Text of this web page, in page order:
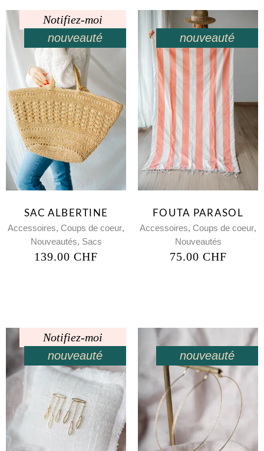
Notifiez-moi
nouveauté
SAC ALBERTINE
Accessoires, Coups de coeur,
Nouveautés, Sacs
139.00 CHF
nouveauté
FOUTA PARASOL
Accessoires, Coups de coeur,
Nouveautés
75.00 CHF
Notifiez-moi
nouveauté
nouveauté